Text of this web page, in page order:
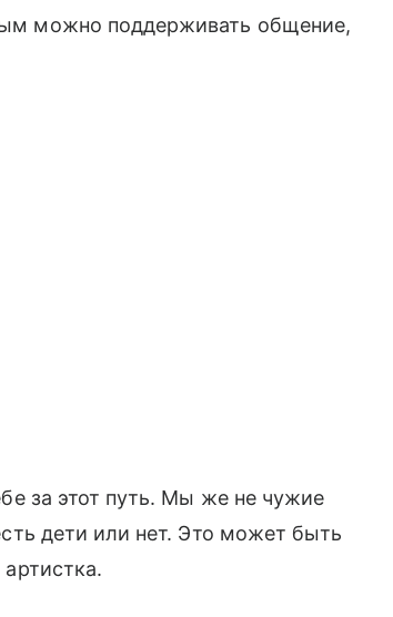
можно поддерживать общение,
за этот путь. Мы же не чужие
дети или нет. Это может быть